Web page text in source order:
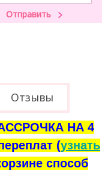
Отзывы
НА 4
(узнать
способ